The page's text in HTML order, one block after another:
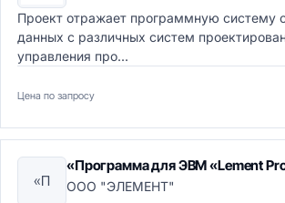
Проект отражает программную систему
данных с различных систем
управления про...
Цена по запросу
«П
«Программа для ЭВМ «Lement
ООО "ЭЛЕМЕНТ"